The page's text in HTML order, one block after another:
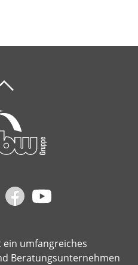
umfangreiches
Beratungsunternehmen